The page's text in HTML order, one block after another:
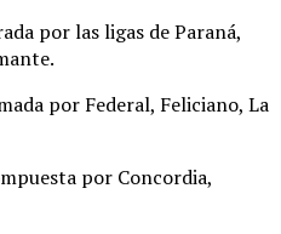
por las ligas de Paraná,
.
por Federal, Feliciano, La
por Concordia,